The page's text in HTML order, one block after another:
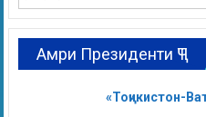
Амри Президенти ҶТ
«Тоҷикистон-